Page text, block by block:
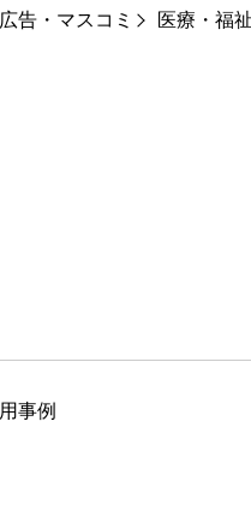
告・マスコミ 医療・福祉
事例